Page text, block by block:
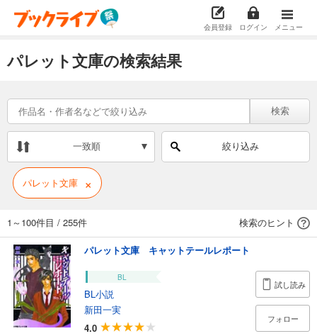
会員登録 ログイン メニュー
パレット文庫の検索結果
検索
一致順 絞り込み
パレット文庫 ×
1～100件目 / 255件 検索のヒント
パレット文庫 キャットテールレポート
BL
BL小説
新田一実
4.0
試し読み
フォロー